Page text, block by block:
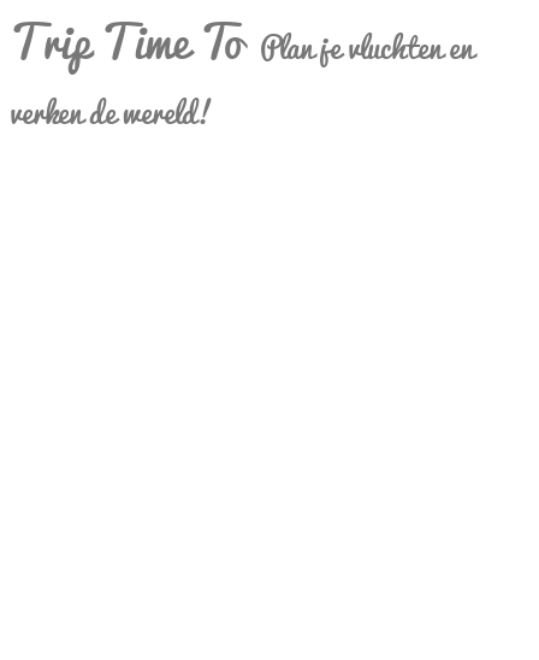
Trip Time To Plan je vluchten en
verken de wereld!